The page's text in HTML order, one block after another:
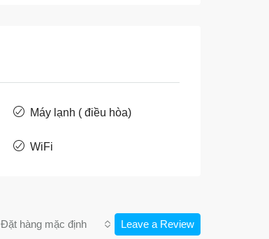
Máy lạnh ( điều hòa)
WiFi
Đặt hàng mặc định Leave a Review